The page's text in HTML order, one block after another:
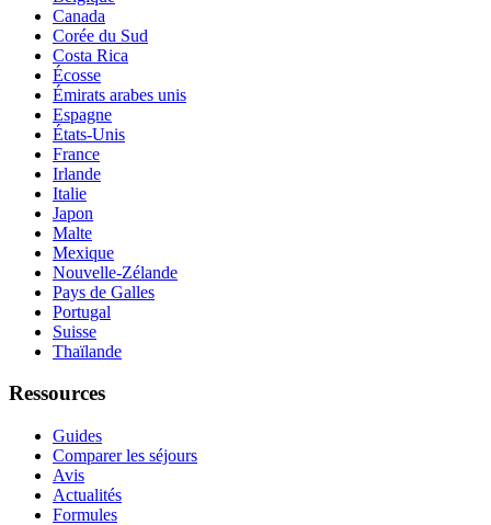
Canada
Corée du Sud
Costa Rica
Écosse
Émirats arabes unis
Espagne
États-Unis
France
Irlande
Italie
Japon
Malte
Mexique
Nouvelle-Zélande
Pays de Galles
Portugal
Suisse
Thaïlande
Ressources
Guides
Comparer les séjours
Avis
Actualités
Formules